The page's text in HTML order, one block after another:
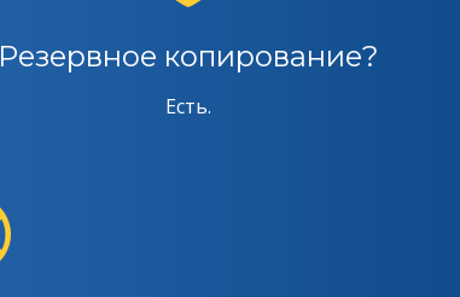
Резервное копирование?
Есть.